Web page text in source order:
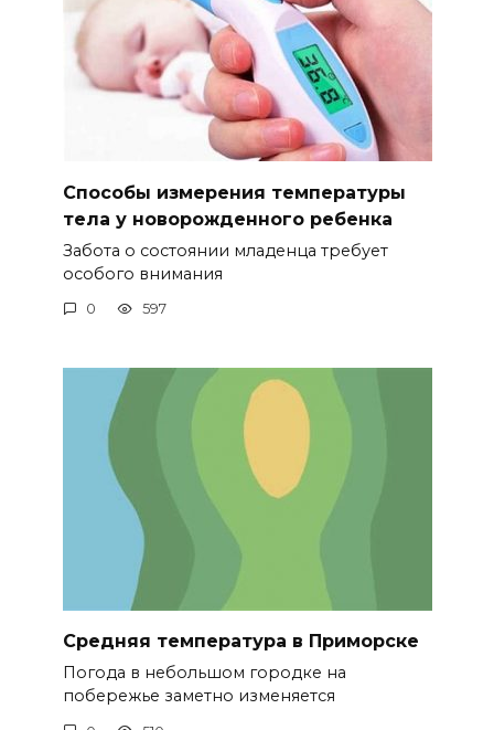
Способы измерения температуры
тела у новорожденного ребенка
Забота о состоянии младенца требует
особого внимания
0 597
Средняя температура в Приморске
Погода в небольшом городке на
побережье заметно изменяется